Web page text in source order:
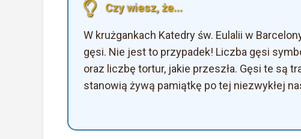
Czy wiesz, że...
W krużgankach Katedry św. Eulalii w
gęsi. Nie jest to przypadek! Liczba gęsi
oraz liczbę tortur, jakie przeszła. Gęsi te są
stanowią żywą pamiątkę po tej niezwykłej